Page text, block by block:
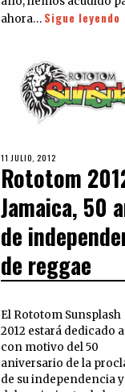
ahora… Sigue leyendo
11 JULIO, 2012
Rototom
Jamaica, 50
de
de reggae
El Rototom Sunsplash
2012 estará dedicado
con motivo del 50
aniversario de la
de su independencia y